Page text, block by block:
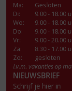
Ma:
Gesloten
Di:
9.00 - 18.00
Wo:
9.00 - 18.00
Do:
9.00 - 18.00
Vr:
9.00 - 20.00
Za:
8.30 - 17.00
Zo:
gesloten
I.v.m. vakanties op
NIEUWSBRIEF
Schrijf je hier in